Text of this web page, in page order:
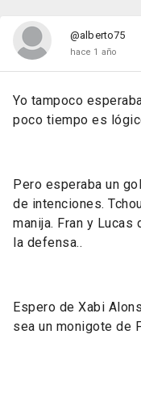
@alberto75
hace 1 año
Yo tampoco
poco tiempo es
Pero esperaba un
de intenciones.
manija. Fran y Lucas
la defensa..
Espero de Xabi
sea un monigote de